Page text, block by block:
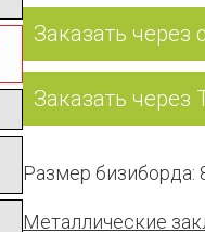
Заказать через
Заказать через
Размер
Металлические